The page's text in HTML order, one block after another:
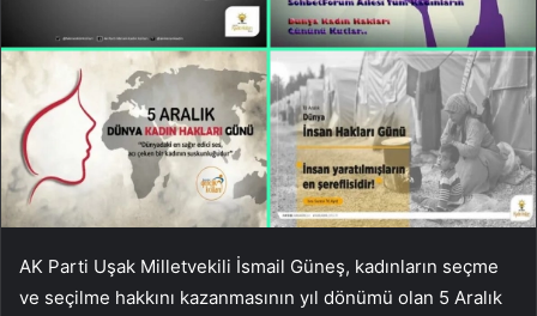
AK Parti Uşak Milletvekili İsmail Güneş, kadınların seçme
ve seçilme hakkını kazanmasının yıl dönümü olan 5 Aralık